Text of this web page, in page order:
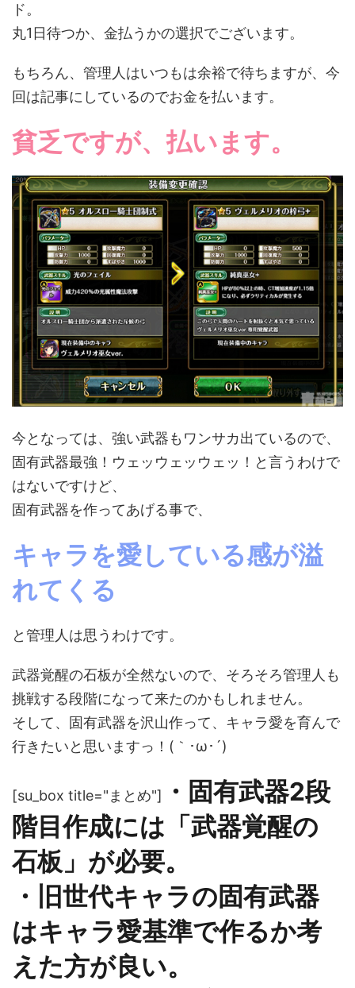
ド。
丸1日待つか、金払うかの選択でございます。
もちろん、管理人はいつもは余裕で待ちますが、今
回は記事にしているのでお金を払います。
貧乏ですが、払います。
今となっては、強い武器もワンサカ出ているので、
固有武器最強！ウェッウェッウェッ！と言うわけで
はないですけど、
固有武器を作ってあげる事で、
キャラを愛している感が溢
れてくる
と管理人は思うわけです。
武器覚醒の石板が全然ないので、そろそろ管理人も
挑戦する段階になって来たのかもしれません。
そして、固有武器を沢山作って、キャラ愛を育んで
行きたいと思いますっ！(｀･ω･´)ゞ
[su_box title="まとめ"]
・固有武器2段
階目作成には「武器覚醒の
石板」が必要。
・旧世代キャラの固有武器
はキャラ愛基準で作るか考
えた方が良い。